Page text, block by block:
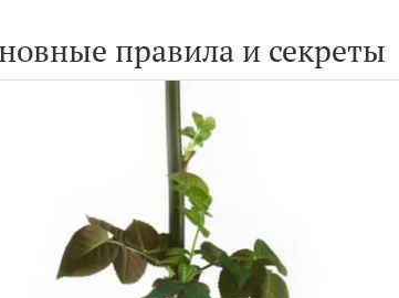
правила и секреты